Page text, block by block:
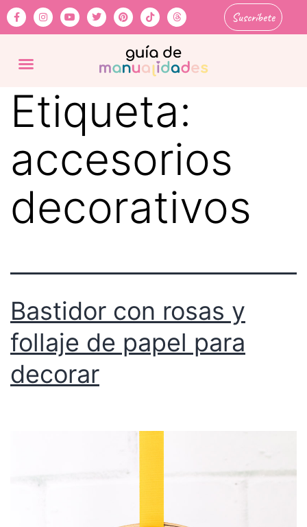
Suscríbete
Etiqueta:
accesorios
decorativos
Bastidor con rosas y
follaje de papel para
decorar